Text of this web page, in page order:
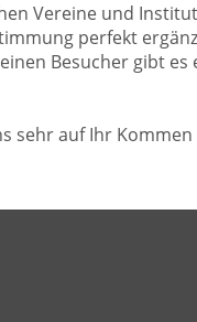
Vereine und
perfekt
Besucher gibt
sehr auf Ihr